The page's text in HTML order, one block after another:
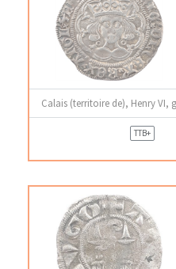
Calais (territoire de), Henry VI,
TTB+